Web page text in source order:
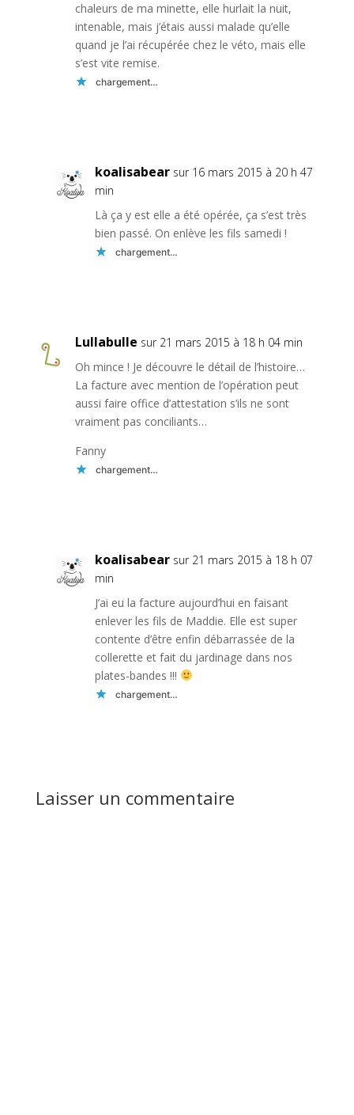
chaleurs de ma minette, elle hurlait la nuit,
intenable, mais j’étais aussi malade qu’elle
quand je l’ai récupérée chez le véto, mais elle
s’est vite remise.
chargement…
koalisabear sur 16 mars 2015 à 20 h 47
min
Là ça y est elle a été opérée, ça s’est très
bien passé. On enlève les fils samedi !
chargement…
Lullabulle sur 21 mars 2015 à 18 h 04 min
Oh mince ! Je découvre le détail de l’histoire…
La facture avec mention de l’opération peut
aussi faire office d’attestation s’ils ne sont
vraiment pas conciliants…
Fanny
chargement…
koalisabear sur 21 mars 2015 à 18 h 07
min
J’ai eu la facture aujourd’hui en faisant
enlever les fils de Maddie. Elle est super
contente d’être enfin débarrassée de la
collerette et fait du jardinage dans nos
plates-bandes !!!
chargement…
Laisser un commentaire